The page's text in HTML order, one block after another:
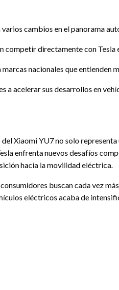
cambios en el panorama
competir directamente con Tesla
nacionales que entienden
acelerar sus desarrollos en
Xiaomi YU7 no solo
enfrenta nuevos desafíos
hacia la movilidad eléctrica.
buscan cada vez
eléctricos acaba de